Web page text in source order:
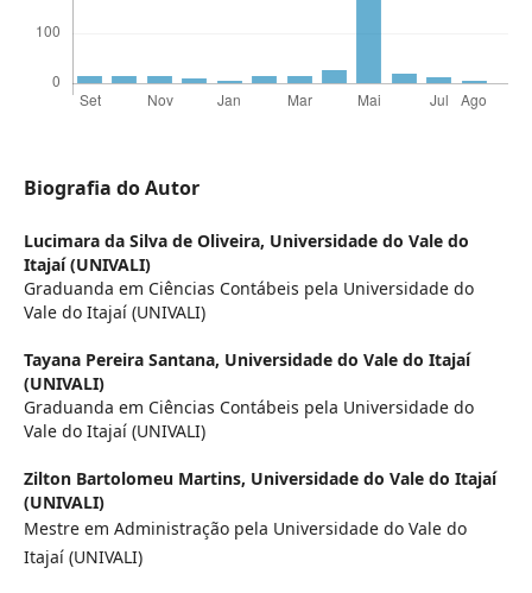
Biografia do Autor
Lucimara da Silva de Oliveira, Universidade do Vale do
Itajaí (UNIVALI)
Graduanda em Ciências Contábeis pela Universidade do
Vale do Itajaí (UNIVALI)
Tayana Pereira Santana, Universidade do Vale do Itajaí
(UNIVALI)
Graduanda em Ciências Contábeis pela Universidade do
Vale do Itajaí (UNIVALI)
Zilton Bartolomeu Martins, Universidade do Vale do Itajaí
(UNIVALI)
Mestre em Administração pela Universidade do Vale do
Itajaí (UNIVALI)